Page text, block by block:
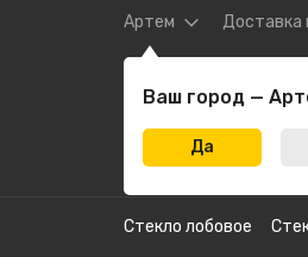
Артем Доставка
Ваш город —
Да
Стекло лобовое